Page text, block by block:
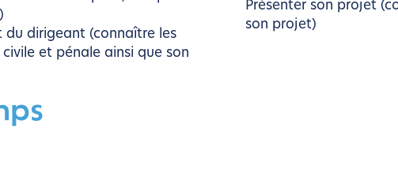
du dirigeant (connaître les
et pénale ainsi que son
Présenter son projet
son projet)